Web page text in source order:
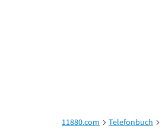
11880.com Telefonbuch